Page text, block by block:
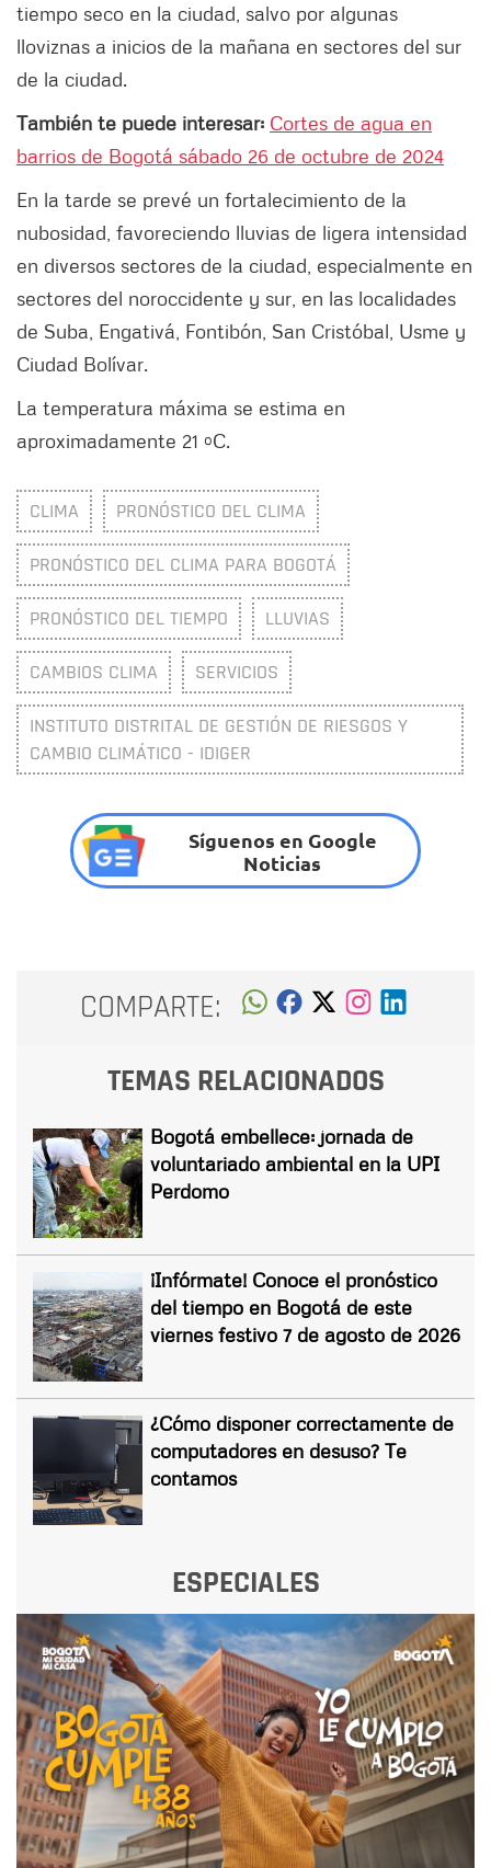
tiempo seco en la ciudad, salvo por algunas
lloviznas a inicios de la mañana en sectores del sur
de la ciudad.
También te puede interesar: Cortes de agua en
barrios de Bogotá sábado 26 de octubre de 2024
En la tarde se prevé un fortalecimiento de la
nubosidad, favoreciendo lluvias de ligera intensidad
en diversos sectores de la ciudad, especialmente en
sectores del noroccidente y sur, en las localidades
de Suba, Engativá, Fontibón, San Cristóbal, Usme y
Ciudad Bolívar.
La temperatura máxima se estima en
aproximadamente 21 ºC.
CLIMA PRONÓSTICO DEL CLIMA
PRONÓSTICO DEL CLIMA PARA BOGOTÁ
PRONÓSTICO DEL TIEMPO LLUVIAS
CAMBIOS CLIMA SERVICIOS
INSTITUTO DISTRITAL DE GESTIÓN DE RIESGOS Y
CAMBIO CLIMÁTICO - IDIGER
Síguenos en Google
Noticias
COMPARTE:
TEMAS RELACIONADOS
Bogotá embellece: jornada de
voluntariado ambiental en la UPI
Perdomo
¡Infórmate! Conoce el pronóstico
del tiempo en Bogotá de este
viernes festivo 7 de agosto de 2026
¿Cómo disponer correctamente de
computadores en desuso? Te
contamos
ESPECIALES